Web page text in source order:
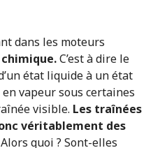
dans les moteurs
C’est à dire le
état liquide à un état
vapeur sous certaines
visible. Les traînées
véritablement des
Alors quoi ? Sont-elles